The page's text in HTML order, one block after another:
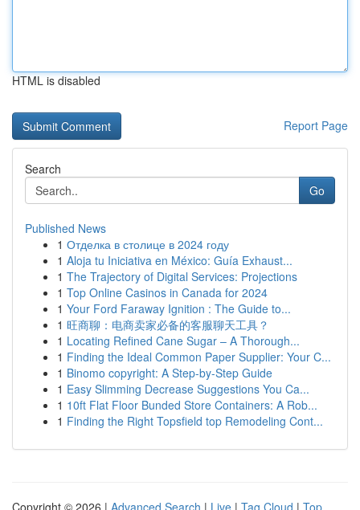
HTML is disabled
Report Page
Search
Go
Published News
1 Отделка в столице в 2024 году
1 Aloja tu Iniciativa en México: Guía Exhaust...
1 The Trajectory of Digital Services: Projections
1 Top Online Casinos in Canada for 2024
1 Your Ford Faraway Ignition : The Guide to...
1 旺商聊：电商卖家必备的客服聊天工具？
1 Locating Refined Cane Sugar – A Thorough...
1 Finding the Ideal Common Paper Supplier: Your C...
1 Binomo copyright: A Step-by-Step Guide
1 Easy Slimming Decrease Suggestions You Ca...
1 10ft Flat Floor Bunded Store Containers: A Rob...
1 Finding the Right Topsfield top Remodeling Cont...
Copyright © 2026 | Advanced Search | Live | Tag Cloud | Top